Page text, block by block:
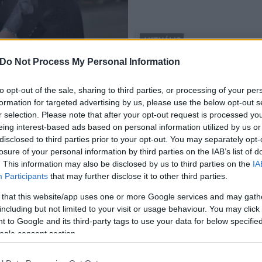
Do Not Process My Personal Information
opt-out of the sale, sharing to third parties, or processing of your
for targeted advertising by us, please use the below opt-out
selection. Please note that after your opt-out request is processed
interest-based ads based on personal information utilized by us
to third parties prior to your opt-out. You may separately
of your personal information by third parties on the IAB’s list of
This information may also be disclosed by us to third parties on the
Participants that may further disclose it to other third parties.
that this website/app uses one or more Google services and may
but not limited to your visit or usage behaviour. You may
to Google and its third-party tags to use your data for below
consent section.
16. Az
AKTUÁLIS
Székesfehérvár
Újraélesztési bemutató
2018.09.27
Tanuld meg, hogy tartsd életben!
Több, mint 22 ezer embert menthetnénk meg évente,
ha tudnánk az újraélesztés alapszabályait. Vasárnap
országszerte gyorstanfolyamokat tartanak a helyzet